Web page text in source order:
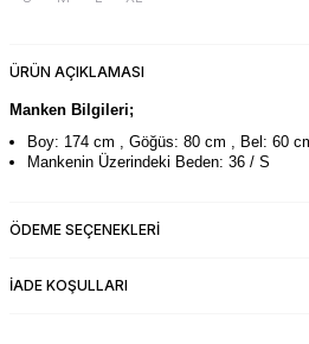
ÜRÜN AÇIKLAMASI
Manken Bilgileri;
Boy: 174 cm , Göğüs: 80 cm , Bel: 60
Mankenin Üzerindeki Beden: 36 / S
ÖDEME SEÇENEKLERI
İADE KOŞULLARI